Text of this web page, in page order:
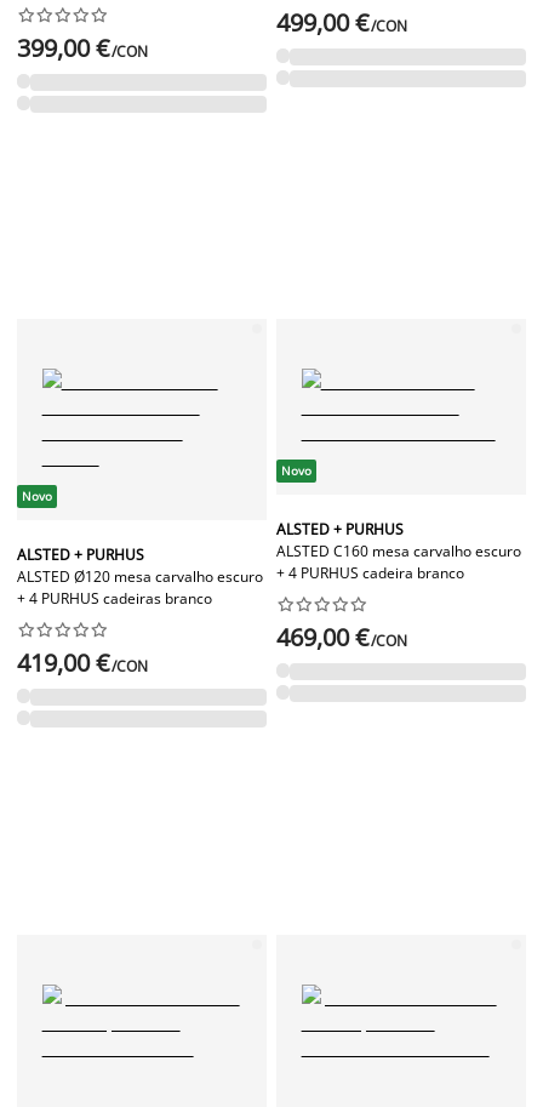






399,00 €/CON
499,00 €/CON
Novo
ALSTED + PURHUS
ALSTED Ø120 mesa carvalho escuro
+ 4 PURHUS cadeiras branco






419,00 €/CON
Novo
ALSTED + PURHUS
ALSTED C160 mesa carvalho escuro
+ 4 PURHUS cadeira branco






469,00 €/CON